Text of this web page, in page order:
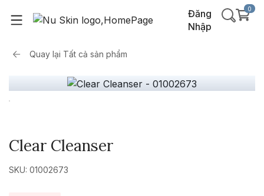
Đăng
Nhập
0
Quay lại Tất cả sản phẩm
Clear Cleanser
SKU: 01002673